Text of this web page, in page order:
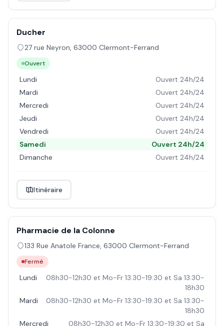
Ducher
27 rue Neyron, 63000 Clermont-Ferrand
Ouvert
Lundi
Ouvert 24h/24
Mardi
Ouvert 24h/24
Mercredi
Ouvert 24h/24
Jeudi
Ouvert 24h/24
Vendredi
Ouvert 24h/24
Samedi
Ouvert 24h/24
Dimanche
Ouvert 24h/24
Itinéraire
Pharmacie de la Colonne
133 Rue Anatole France, 63000 Clermont-Ferrand
Fermé
Lundi
08h30-12h30 et Mo-Fr 13:30-19:30 et Sa 13:30-
18h30
Mardi
08h30-12h30 et Mo-Fr 13:30-19:30 et Sa 13:30-
18h30
Mercredi
08h30-12h30 et Mo-Fr 13:30-19:30 et Sa